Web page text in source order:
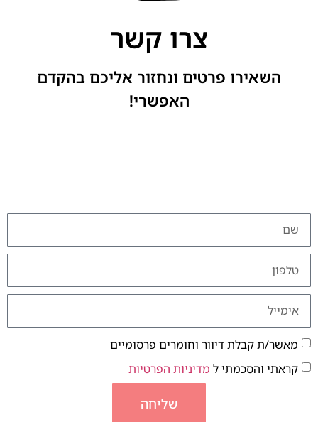
צרו קשר
השאירו פרטים ונחזור אליכם בהקדם
האפשרי!
מאשר/ת קבלת דיוור וחומרים פרסומיים
קראתי והסכמתי ל מדיניות הפרטיות
שליחה